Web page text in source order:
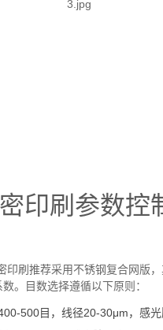
印刷参数控
印刷推荐采用不锈钢复合网版
。目数选择遵循以下原则：
500目，线径20-30μm，感